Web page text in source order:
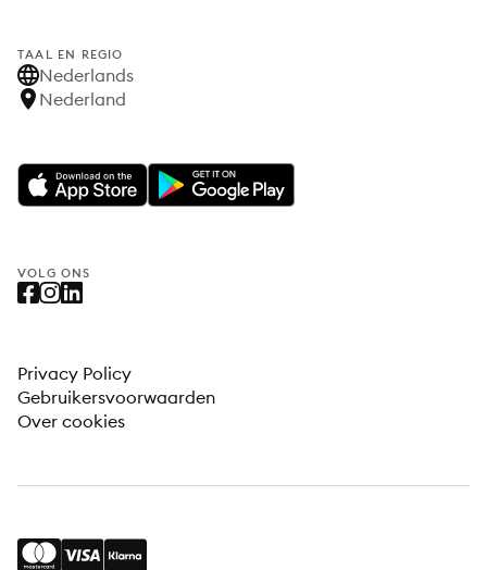
TAAL EN REGIO
Nederlands
Nederland
VOLG ONS
Privacy Policy
Gebruikersvoorwaarden
Over cookies